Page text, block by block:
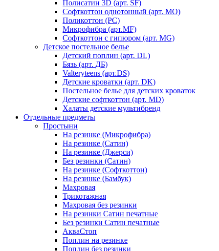
Полисатин 3D (арт. SF)
Софткоттон однотонный (арт. MO)
Поликоттон (PC)
Микрофибра (арт.MF)
Софткоттон с гипюром (арт. MG)
Детское постельное белье
Детский поплин (арт. DL)
Бязь (арт. ДБ)
Valteryteens (арт.DS)
Детские кроватки (арт. DK)
Постельное белье для детских кроваток
Детские софткоттон (арт. MD)
Халаты детские мультибренд
Отдельные предметы
Простыни
На резинке (Микрофибра)
На резинке (Сатин)
На резинке (Джерси)
Без резинки (Сатин)
На резинке (Софткоттон)
На резинке (Бамбук)
Махровая
Трикотажная
Махровая без резинки
На резинки Сатин печатные
Без резинки Сатин печатные
АкваСтоп
Поплин на резинке
Поплин без резинки